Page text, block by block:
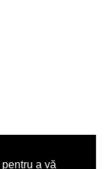
a vă